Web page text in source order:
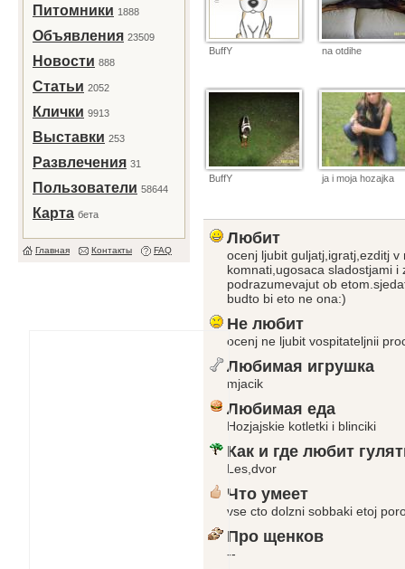
Питомники 1888
Объявления 23509
Новости 888
Статьи 2052
Клички 9913
Выставки 253
Развлечения 31
Пользователи 58644
Карта бета
Главная Контакты FAQ
BuffY na otdihe
BuffY ja i moja hozajka
Любит
ocenj ljubit guljatj,igratj,ezditj
komnati,ugosaca sladostjami
podrazumevajut ob
budto bi eto ne ona:)
Не любит
ocenj ne ljubit vospitateljnii
Любимая игрушка
mjacik
Любимая еда
Hozjajskie kotletki i blinciki
Как и где любит
Les,dvor
Что умеет
vse cto dolzni sobbaki etoj
Про щенков
--